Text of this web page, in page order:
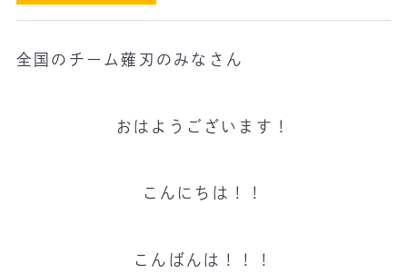
全国のチーム薙刃のみなさん
おはようございます！
こんにちは！！
こんばんは！！！